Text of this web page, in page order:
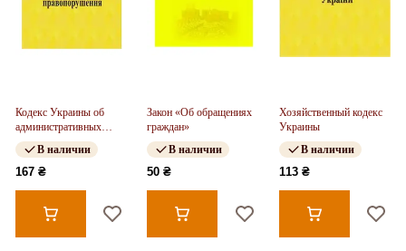
Кодекс Украины об
административных
правонарушениях
В наличии
167 ₴
Закон «Об обращениях
граждан»
В наличии
50 ₴
Хозяйственный кодекс
Украины
В наличии
113 ₴